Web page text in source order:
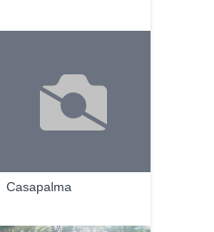
Casapalma